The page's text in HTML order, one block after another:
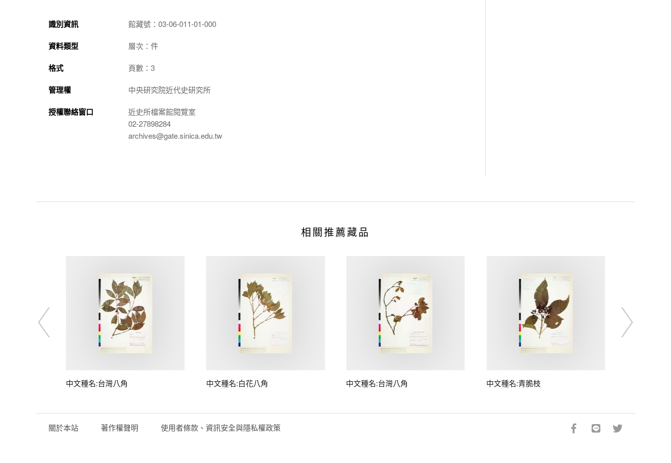
識別資訊 館藏號：03-06-011-01-000
資料類型 層次：件
格式 頁數：3
管理權 中央研究院近代史研究所
授權聯絡窗口
近史所檔案館閱覽室
02-27898284
archives@gate.sinica.edu.tw
相關推薦藏品
中文種名:台灣八角 中文種名:白花八角 中文種名:台灣八角 中文種名:青脆枝
關於本站 著作權聲明 使用者條款、資訊安全與隱私權政策